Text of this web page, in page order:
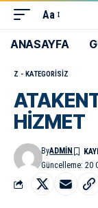
Aa
ANASAYFA
Z - KATEGORISIZ
HİZMET
Güncelleme: 20
ByADMIN